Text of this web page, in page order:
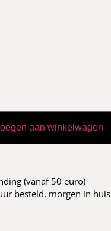
aan winkelwagen
(vanaf 50 euro)
besteld, morgen in huis